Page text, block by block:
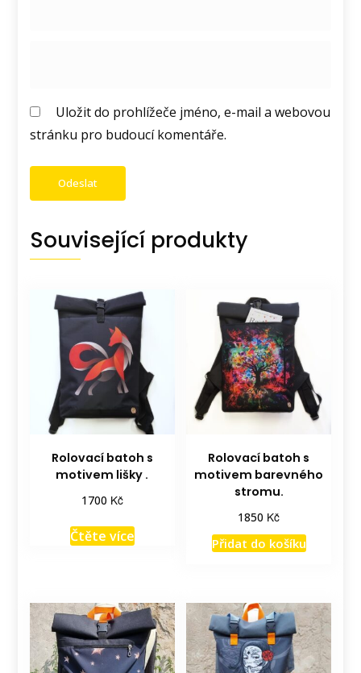
Uložit do prohlížeče jméno, e-mail a webovou
stránku pro budoucí komentáře.
Související produkty
Rolovací batoh s
motivem lišky .
1700 Kč
Čtěte více
Rolovací batoh s
motivem barevného
stromu.
1850 Kč
Přidat do košíku